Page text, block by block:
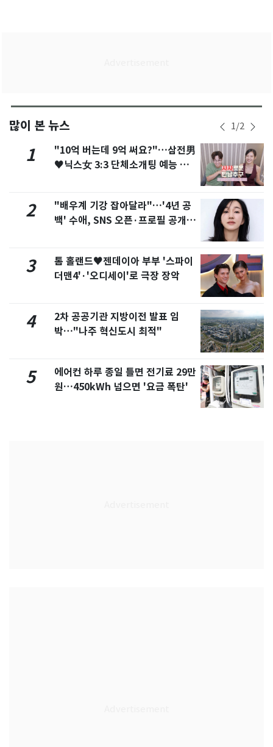
많이 본 뉴스 1/2
1
"10억 버는데 9억 써요?"…삼전男
♥닉스女 3:3 단체소개팅 예능 화
2
"배우계 기강 잡아달라"…'4년 공
백' 수애, SNS 오픈·프로필 공개
3
톰 홀랜드♥젠데이아 부부 '스파이
더맨4'·'오디세이'로 극장 장악
4
2차 공공기관 지방이전 발표 임
박…"나주 혁신도시 최적"
5
에어컨 하루 종일 틀면 전기료 29만
원…450kWh 넘으면 '요금 폭탄'